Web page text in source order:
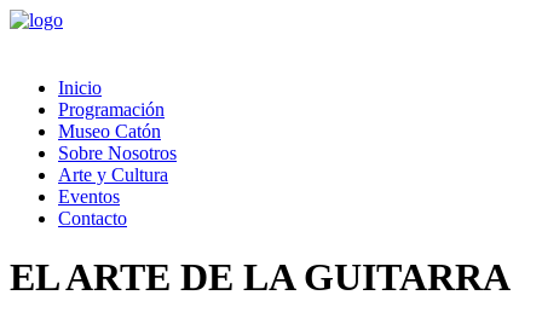
Inicio
Programación
Museo Catón
Sobre Nosotros
Arte y Cultura
Eventos
Contacto
EL ARTE DE LA GUITARRA